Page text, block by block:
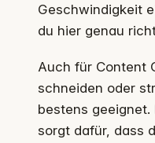
Geschwindigkeit
du hier genau
Auch für Content
schneiden oder
bestens geeignet.
sorgt dafür, dass